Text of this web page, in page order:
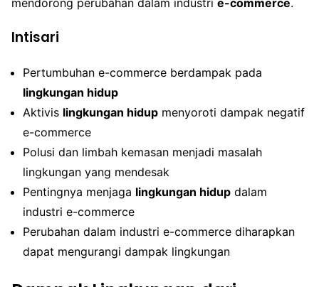
mendorong perubahan dalam industri e-commerce.
Intisari
Pertumbuhan e-commerce berdampak pada
lingkungan hidup
Aktivis lingkungan hidup menyoroti dampak negatif
e-commerce
Polusi dan limbah kemasan menjadi masalah
lingkungan yang mendesak
Pentingnya menjaga lingkungan hidup dalam
industri e-commerce
Perubahan dalam industri e-commerce diharapkan
dapat mengurangi dampak lingkungan